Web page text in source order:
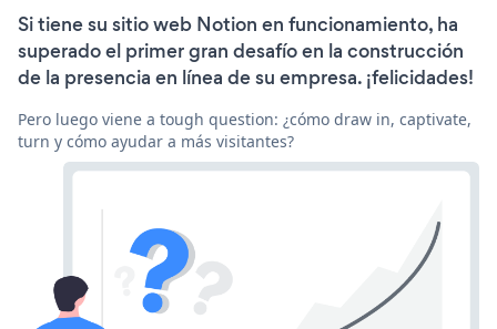
Si tiene su sitio web Notion en funcionamiento, ha
superado el primer gran desafío en la construcción
de la presencia en línea de su empresa. ¡felicidades!
Pero luego viene a tough question: ¿cómo draw in, captivate,
turn y cómo ayudar a más visitantes?